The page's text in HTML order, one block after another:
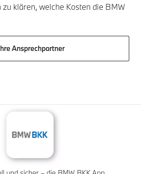
zu klären, welche Kosten die BMW
Ansprechpartner